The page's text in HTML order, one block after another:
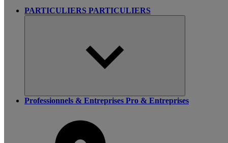
PARTICULIERS PARTICULIERS
Professionnels & Entreprises Pro & Entreprises